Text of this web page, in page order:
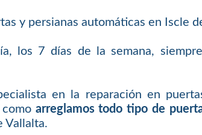
y persianas automáticas en Iscle
los 7 días de la semana,
en la reparación en
arreglamos todo tipo de
Vallalta.